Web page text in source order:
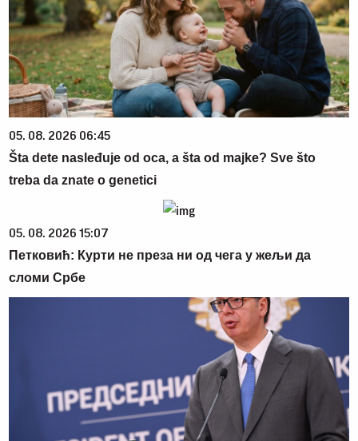
05. 08. 2026 06:45
Šta dete nasleđuje od oca, a šta od majke? Sve što
treba da znate o genetici
05. 08. 2026 15:07
Петковић: Курти не преза ни од чега у жељи да
сломи Србе